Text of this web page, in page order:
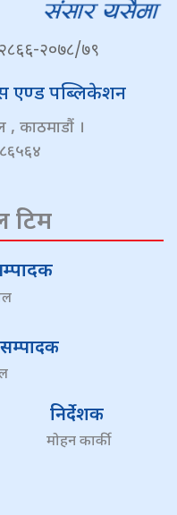
२०७८/७९
एण्ड पब्लिकेशन
, काठमाडौं ।
टिम
निर्देशक
मोहन कार्की